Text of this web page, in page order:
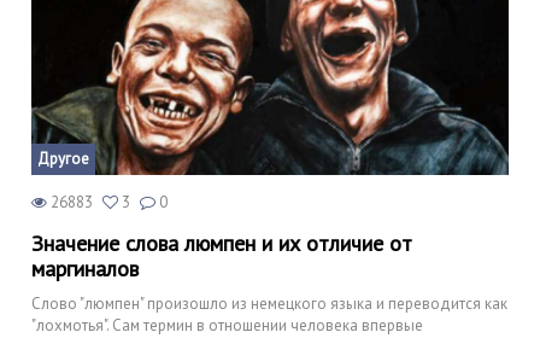
Другое
26883 3 0
Значение слова люмпен и их отличие от
маргиналов
Слово "люмпен" произошло из немецкого языка и переводится как
"лохмотья". Сам термин в отношении человека впервые